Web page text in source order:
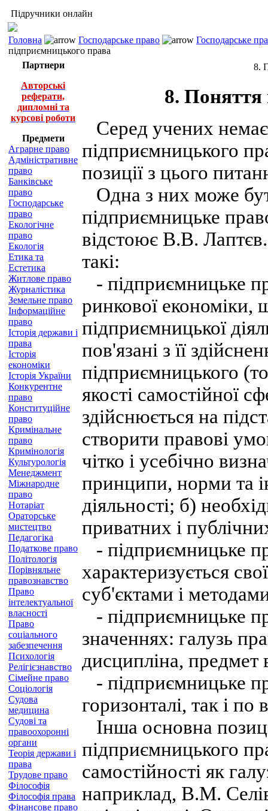
Підручники онлайн
Головна Господарське право
Господарське
підприємницького права
Партнери
Авторські
реферати,
дипломні та
курсові роботи
Предмети
Аграрне право
Адміністративне
право
Банківське
право
Господарське
право
Екологічне
право
Екологія
Етика та
Естетика
Житлове право
Журналістика
Земельне право
Інформаційне
право
Історія держави і
права
Історія
економіки
Історія України
Конкурентне
право
Конституційне
право
Кримінальне
право
Кримінологія
Культурологія
Менеджмент
Міжнародне
право
Нотаріат
Ораторське
мистецтво
Педагогіка
Податкове право
Політологія
Порівняльне
правознавство
Право
інтелектуальної
власності
Право
соціального
забезпечення
Психологія
Релігієзнавство
Сімейне право
Соціологія
Судова
медицина
Судові та
правоохоронні
органи
Теорія держави і
права
Трудове право
Філософія
Філософія права
Фінансове право
8.
8. Поняття
Серед учених немає
підприємницького
позиції з цього
Одна з них може
підприємницьке
відстоює В.В.
такі:
- підприємницьке
ринкової економіки,
підприємницької
пов'язані з її
підприємницького
якості самостійної
здійснюється на
створити правові
чітко і усебічно
принципи, норми та
діяльності; б)
приватних і
- підприємницьке
характеризується
суб'єктами і
- підприємницьке
значеннях: галузь
дисципліна, предмет
- підприємницьке
горизонталі, так і по
Інша основна
підприємницького
самостійності як
наприклад, В.М.